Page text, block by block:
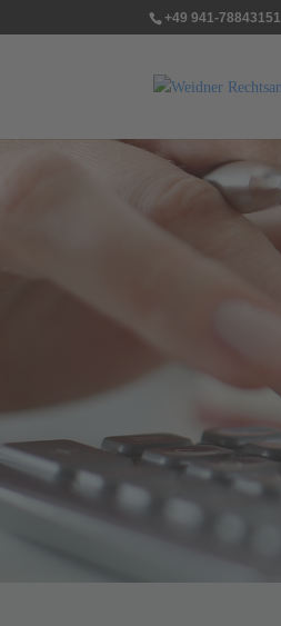
+49 941-78843151